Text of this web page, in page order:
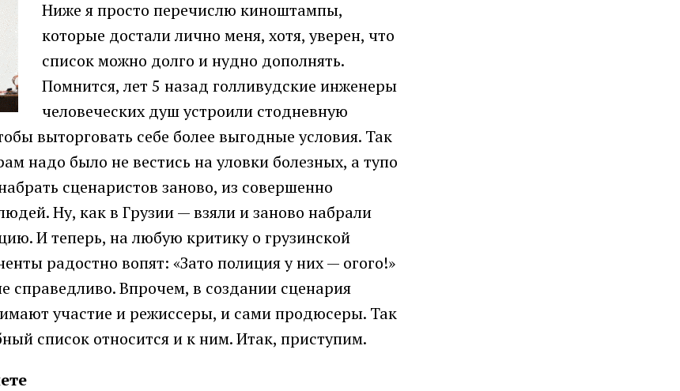
Ниже я просто перечислю киноштампы,
которые достали лично меня, хотя, уверен, что
список можно долго и нудно дополнять.
Помнится, лет 5 назад голливудские инженеры
человеческих душ устроили стодневную
выторговать себе более выгодные условия. Так
надо было не вестись на уловки болезных, а тупо
сценаристов заново, из совершенно
Ну, как в Грузии — взяли и заново набрали
И теперь, на любую критику о грузинской
радостно вопят: «Зато полиция у них — огого!»
справедливо. Впрочем, в создании сценария
участие и режиссеры, и сами продюсеры. Так
список относится и к ним. Итак, приступим.